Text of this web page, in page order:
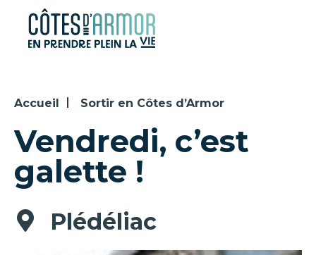
Panneau de gestion des cookies
Accueil Sortir en Côtes d’Armor
Vendredi, c’est
galette !
Plédéliac